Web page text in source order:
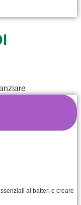
ai batteri e creare